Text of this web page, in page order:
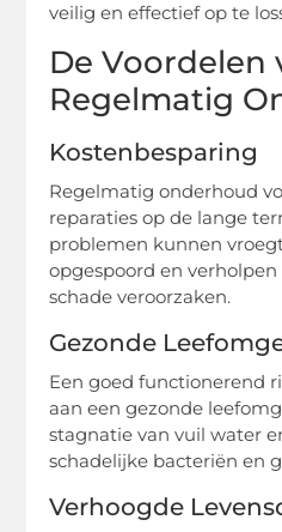
veilig en effectief op te
De Voordelen
Regelmatig
Kostenbesparing
Regelmatig onderhoud
reparaties op de lange
problemen kunnen
opgespoord en
schade veroorzaken.
Gezonde
Een goed functionerend
aan een gezonde
stagnatie van vuil water
schadelijke bacteriën en
Verhoogde